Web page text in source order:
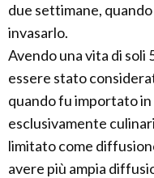
due settimane,
invasarlo.
Avendo una vita di soli
essere stato
quando fu importato in
esclusivamente
limitato come
avere più ampia